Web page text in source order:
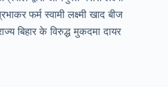
फर्म स्वामी लक्ष्मी खाद बीज
बिहार के विरुद्ध मुकदमा दायर